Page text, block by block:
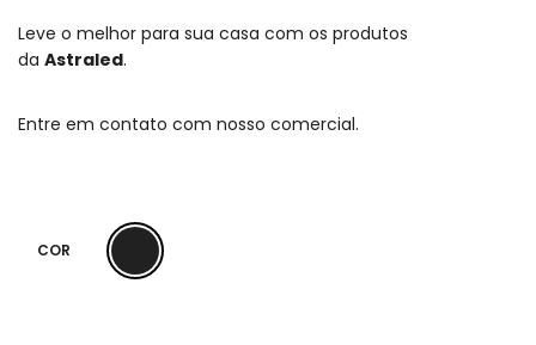
Leve o melhor para sua casa com os produtos
da Astraled.
Entre em contato com nosso comercial.
COR